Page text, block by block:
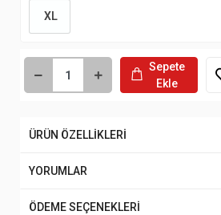
XL
Sepete
Ekle
ÜRÜN ÖZELLİKLERİ
YORUMLAR
ÖDEME SEÇENEKLERİ